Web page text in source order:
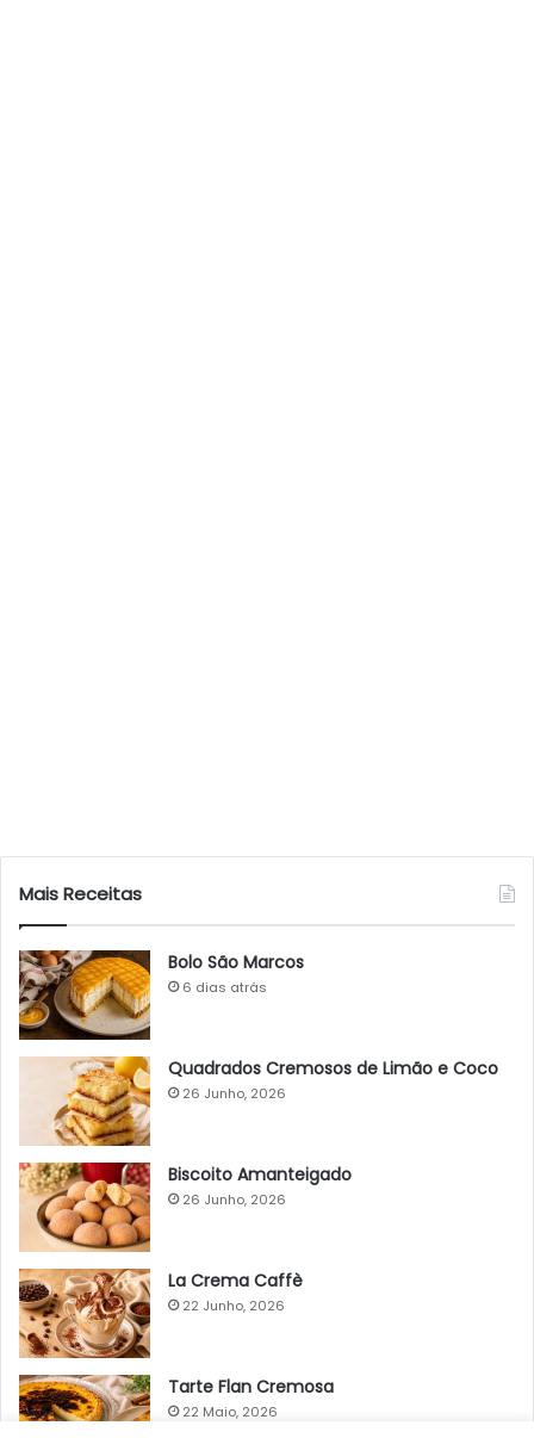
Mais Receitas
Bolo São Marcos
6 dias atrás
Quadrados Cremosos de Limão e Coco
26 Junho, 2026
Biscoito Amanteigado
26 Junho, 2026
La Crema Caffè
22 Junho, 2026
Tarte Flan Cremosa
22 Maio, 2026